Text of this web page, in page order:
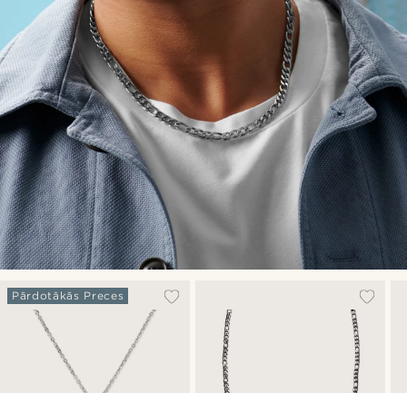
Pārdotākās Preces